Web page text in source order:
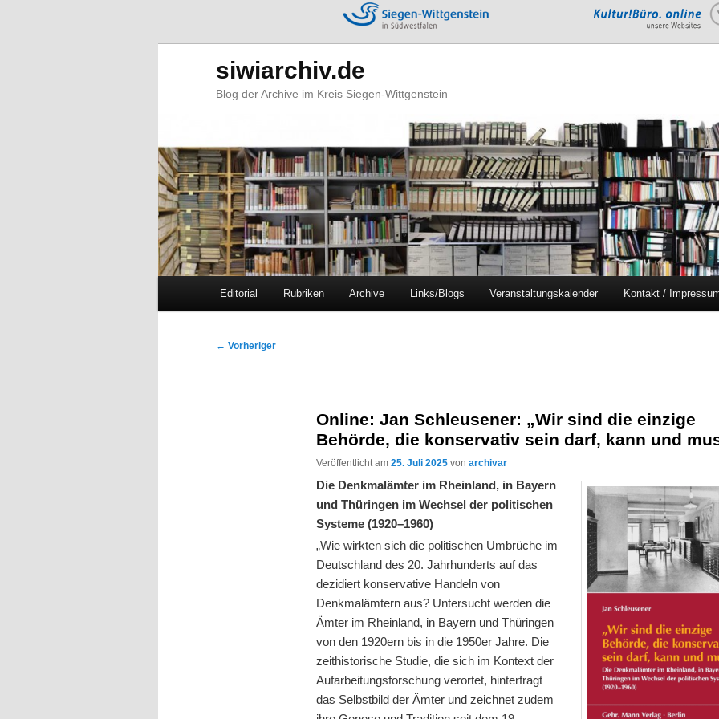
siwiarchiv.de
Blog der Archive im Kreis Siegen-Wittgenstein
Zum
Zum
Editorial Rubriken Archive Links/Blogs Veranstaltungskalender Kontakt /
Beitragsnavigation
← Vorheriger
Online: Jan Schleusener: „Wir sind die einzige
Behörde, die konservativ sein darf, kann und
Veröffentlicht am25. Juli 2025 vonarchivar
Die Denkmalämter im Rheinland, in Bayern
und Thüringen im Wechsel der politischen
Systeme (1920–1960)
„Wie wirkten sich die politischen Umbrüche im
Deutschland des 20. Jahrhunderts auf das
dezidiert konservative Handeln von
Denkmalämtern aus? Untersucht werden die
Ämter im Rheinland, in Bayern und Thüringen
von den 1920ern bis in die 1950er Jahre. Die
zeithistorische Studie, die sich im Kontext der
Aufarbeitungsforschung verortet, hinterfragt
das Selbstbild der Ämter und zeichnet zudem